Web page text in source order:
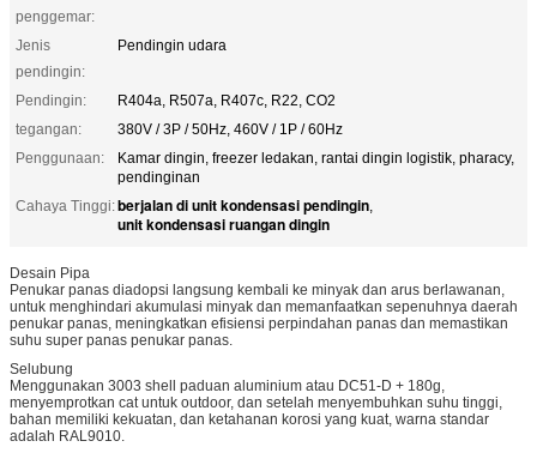
penggemar:
Jenis
pendingin:
Pendingin udara
Pendingin:
R404a, R507a, R407c, R22, CO2
tegangan:
380V / 3P / 50Hz, 460V / 1P / 60Hz
Penggunaan:
Kamar dingin, freezer ledakan, rantai dingin logistik, pharacy,
pendinginan
Cahaya Tinggi:berjalan di unit kondensasi pendingin,
unit kondensasi ruangan dingin
Desain Pipa
Penukar panas diadopsi langsung kembali ke minyak dan arus berlawanan,
untuk menghindari akumulasi minyak dan memanfaatkan sepenuhnya daerah
penukar panas, meningkatkan efisiensi perpindahan panas dan memastikan
suhu super panas penukar panas.
Selubung
Menggunakan 3003 shell paduan aluminium atau DC51-D + 180g,
menyemprotkan cat untuk outdoor, dan setelah menyembuhkan suhu tinggi,
bahan memiliki kekuatan, dan ketahanan korosi yang kuat, warna standar
adalah RAL9010.